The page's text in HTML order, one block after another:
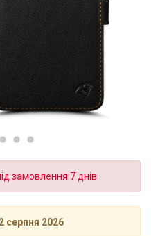
замовлення 7 днів
серпня 2026